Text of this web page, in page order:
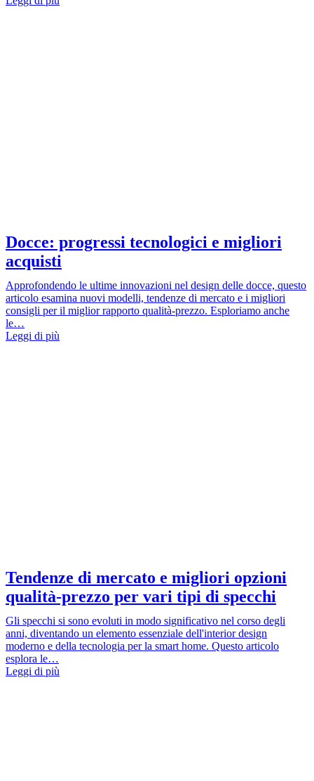
Docce: progressi tecnologici e migliori
acquisti
Approfondendo le ultime innovazioni nel design delle docce, questo
articolo esamina nuovi modelli, tendenze di mercato e i migliori
consigli per il miglior rapporto qualità-prezzo. Esploriamo anche
le…
Leggi di più
Tendenze di mercato e migliori opzioni
qualità-prezzo per vari tipi di specchi
Gli specchi si sono evoluti in modo significativo nel corso degli
anni, diventando un elemento essenziale dell'interior design
moderno e della tecnologia per la smart home. Questo articolo
esplora le…
Leggi di più